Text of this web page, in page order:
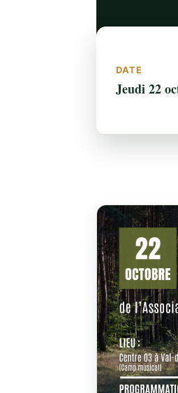
DATE
Jeudi 22